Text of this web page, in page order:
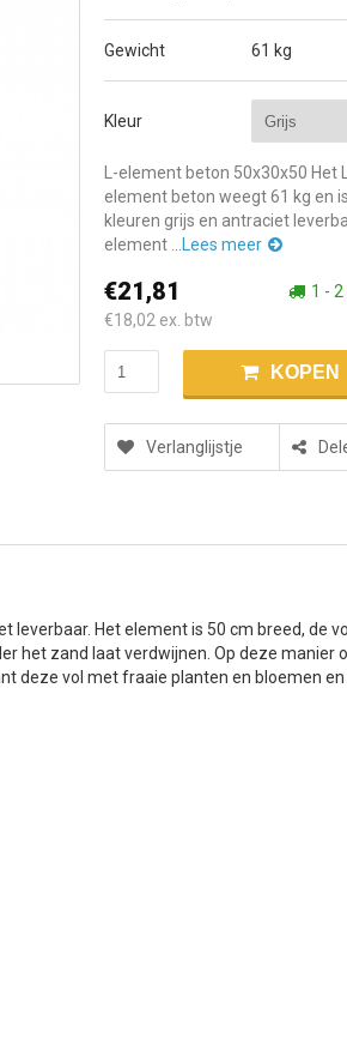
Gewicht 61 kg
Kleur
L-element beton 50x30x50 Het
element beton weegt 61 kg en
kleuren grijs en antraciet
element ...
Lees meer
€21,81
€18,02 ex. btw
1 -
KOPEN
Verlanglijstje
Het element is 50 cm breed, de
het zand laat verdwijnen. Op deze manier
deze vol met fraaie planten en bloemen